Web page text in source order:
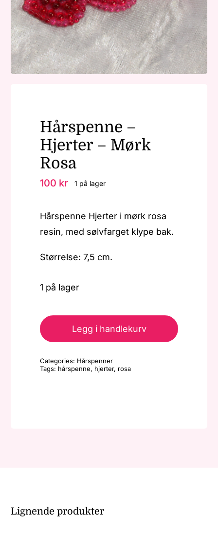
Nøkkelringer
Julepynt
Hårspenne –
Hjerter – Mørk
Rosa
100 kr 1 på lager
Hårspenne Hjerter i mørk rosa
resin, med sølvfarget klype bak.
Størrelse: 7,5 cm.
1 på lager
-
Mørk
Legg i handlekurv
Categories: Hårspenner
Tags: hårspenne, hjerter, rosa
Lignende produkter